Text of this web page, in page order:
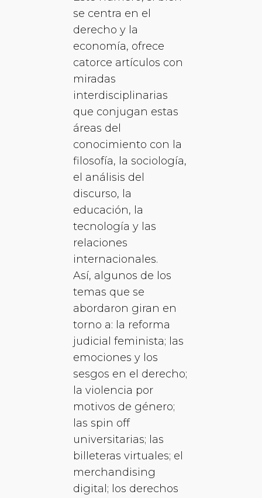
se centra en el
derecho y la
economía, ofrece
catorce artículos con
miradas
interdisciplinarias
que conjugan estas
áreas del
conocimiento con la
filosofía, la sociología,
el análisis del
discurso, la
educación, la
tecnología y las
relaciones
internacionales.
Así, algunos de los
temas que se
abordaron giran en
torno a: la reforma
judicial feminista; las
emociones y los
sesgos en el derecho;
la violencia por
motivos de género;
las spin off
universitarias; las
billeteras virtuales; el
merchandising
digital; los derechos